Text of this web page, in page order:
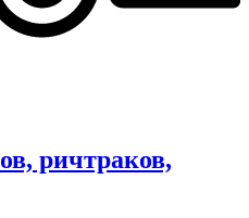
ричтраков,